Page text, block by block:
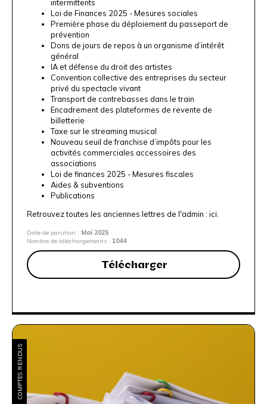
intermittents
Loi de Finances 2025 - Mesures sociales
Première phase du déploiement du passeport de
prévention
Dons de jours de repos à un organisme d’intérêt
général
IA et défense du droit des artistes
Convention collective des entreprises du secteur
privé du spectacle vivant
Transport de contrebasses dans le train
Encadrement des plateformes de revente de
billetterie
Taxe sur le streaming musical
Nouveau seuil de franchise d’impôts pour les
activités commerciales accessoires des
associations
Loi de finances 2025 - Mesures fiscales
Aides & subventions
Publications
Retrouvez toutes les anciennes lettres de l'admin : ici
Date de parution : Mai 2025
Nombre de téléchargements : 1044
Télécharger
COMPTES RENDUS